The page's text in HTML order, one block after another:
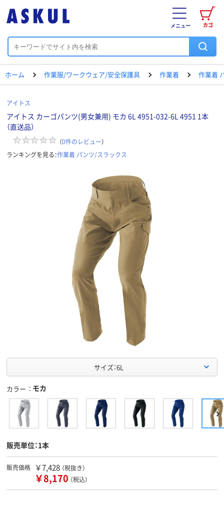
カゴ
メニュー
ホーム 作業服/ワークウェア/安全保護具 作業着 作業着
アイトス
アイトス カーゴパンツ(男女兼用) モカ 6L 4951-032-6L 4951 1本
（直送品）
（0件のレビュー）
ランキングを見る：作業着 パンツ/スラックス
サイズ：6L
カラー モカ
販売単位：1本
販売価格 ￥7,428 （税抜き）
￥8,170 （税込）